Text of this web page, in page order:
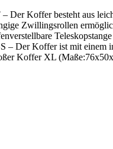
Koffer besteht aus
Zwillingsrollen
Der Koffer ist mit einem
Koffer XL